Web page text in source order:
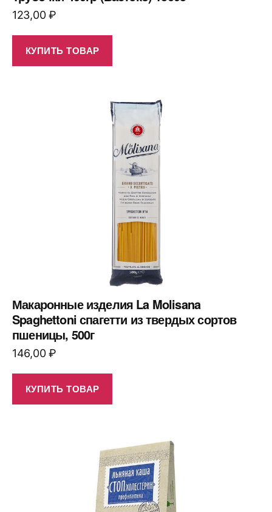
123,00₽
КУПИТЬ ТОВАР
Макаронные изделия La Molisana
Spaghettoni спагетти из твердых сортов
пшеницы, 500г
146,00₽
КУПИТЬ ТОВАР